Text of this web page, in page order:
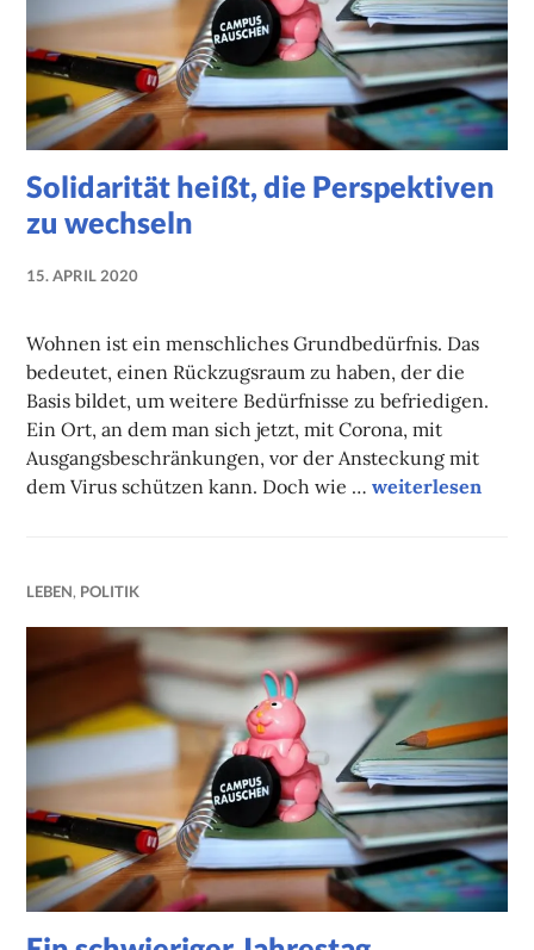
Solidarität heißt, die Perspektiven
zu wechseln
15. APRIL 2020
Wohnen ist ein menschliches Grundbedürfnis. Das
bedeutet, einen Rückzugsraum zu haben, der die
Basis bildet, um weitere Bedürfnisse zu befriedigen.
Ein Ort, an dem man sich jetzt, mit Corona, mit
Ausgangsbeschränkungen, vor der Ansteckung mit
dem Virus schützen kann. Doch wie …Solidarität heißt,
weiterlesen
LEBEN, POLITIK